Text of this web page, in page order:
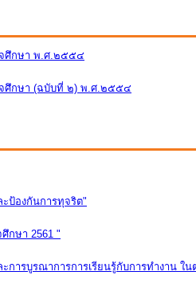
จศึกษา พ.ศ.๒๕๕๔
จศึกษา (ฉบับที่ ๒) พ.ศ.๒๕๕๔
ะป้องกันการทุจริต"
กษา 2561 "
ารบูรณาการการเรียนรู้กับการทำงาน ใน